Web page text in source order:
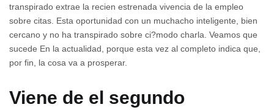
transpirado extrae la recien estrenada vivencia de la empleo
sobre citas. Esta oportunidad con un muchacho inteligente, bien
cercano y no ha transpirado sobre ci?modo charla. Veamos que
sucede En la actualidad, porque esta vez al completo indica que,
por fin, la cosa va a prosperar.
Viene de el segundo